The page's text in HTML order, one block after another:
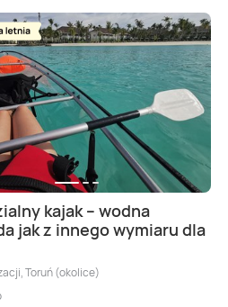
kajak – wodna
jak z innego wymiaru dla
Toruń (okolice)